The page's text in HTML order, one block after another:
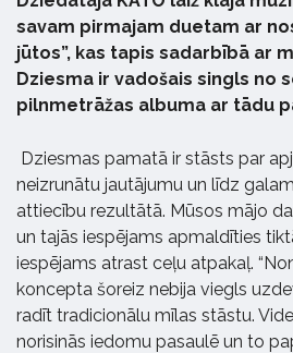
savam pirmajam duetam ar
jūtos”, kas tapis sadarbībā ar
Dziesma ir vadošais singls no
pilnmetrāžas albuma ar tādu
Dziesmas pamatā ir stāsts par
neizrunātu jautājumu un līdz
attiecību rezultātā. Mūsos mājo
un tajās iespējams apmaldīties
iespējams atrast ceļu atpakaļ.
koncepta šoreiz nebija viegls
radīt tradicionālu mīlas stāstu.
norisinās iedomu pasaulē un to